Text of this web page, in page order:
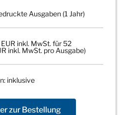
Ausgaben (1 Jahr)
inkl. MwSt. für 52
inkl. MwSt. pro Ausgabe)
inklusive
zur Bestellung